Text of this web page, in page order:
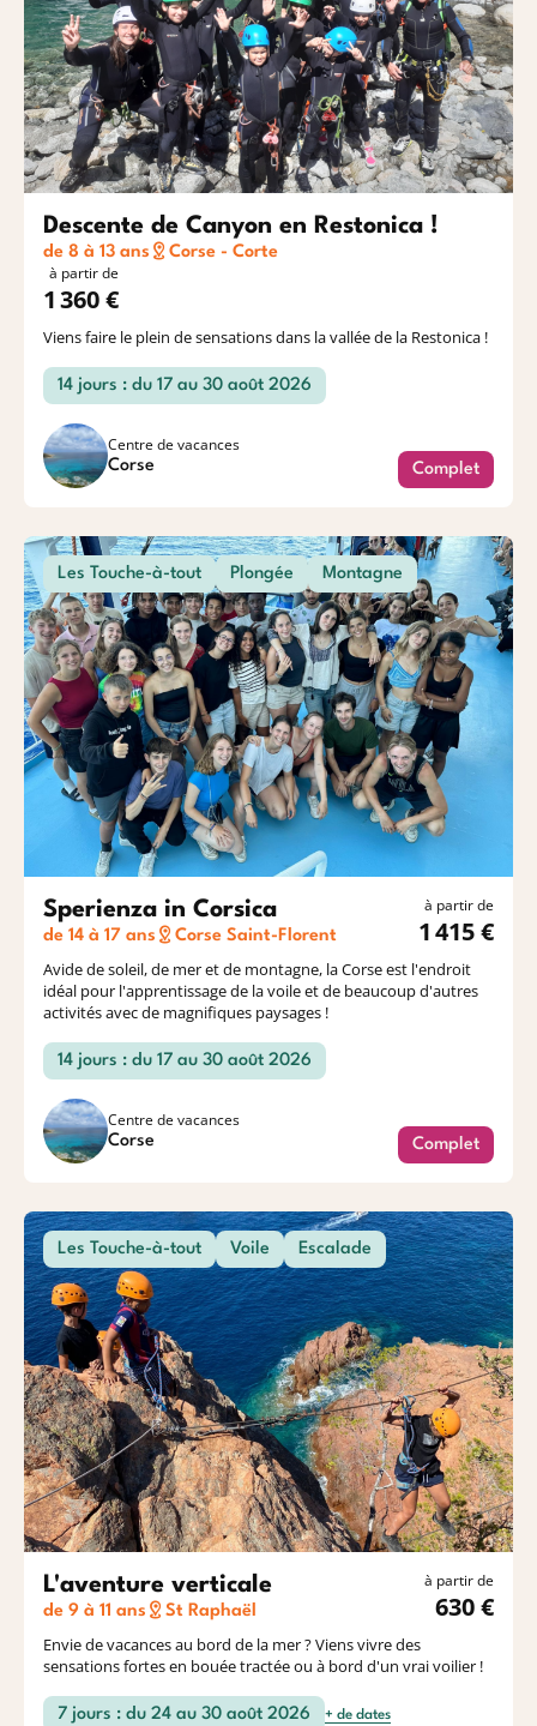
Descente de Canyon en Restonica !
de 8 à 13 ans Corse - Corte
à partir de
1 360 €
Viens faire le plein de sensations dans la vallée de la Restonica !
14 jours : du 17 au 30 août 2026
Centre de vacances
Corse Complet
Les Touche-à-tout Plongée Montagne
Sperienza in Corsica
de 14 à 17 ans Corse Saint-Florent
à partir de
1 415 €
Avide de soleil, de mer et de montagne, la Corse est l'endroit
idéal pour l'apprentissage de la voile et de beaucoup d'autres
activités avec de magnifiques paysages !
14 jours : du 17 au 30 août 2026
Centre de vacances
Corse Complet
Les Touche-à-tout Voile Escalade
L'aventure verticale
de 9 à 11 ans St Raphaël
à partir de
630 €
Envie de vacances au bord de la mer ? Viens vivre des
sensations fortes en bouée tractée ou à bord d'un vrai voilier !
7 jours : du 24 au 30 août 2026 + de dates